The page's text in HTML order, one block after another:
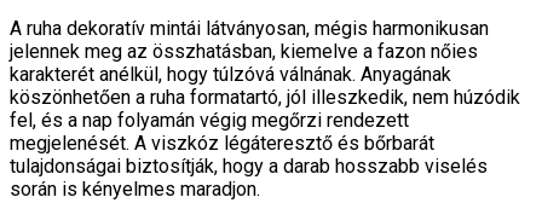
A ruha dekoratív mintái látványosan, mégis harmonikusan
jelennek meg az összhatásban, kiemelve a fazon nőies
karakterét anélkül, hogy túlzóvá válnának. Anyagának
köszönhetően a ruha formatartó, jól illeszkedik, nem húzódik
fel, és a nap folyamán végig megőrzi rendezett
megjelenését. A viszkóz légáteresztő és bőrbarát
tulajdonságai biztosítják, hogy a darab hosszabb viselés
során is kényelmes maradjon.